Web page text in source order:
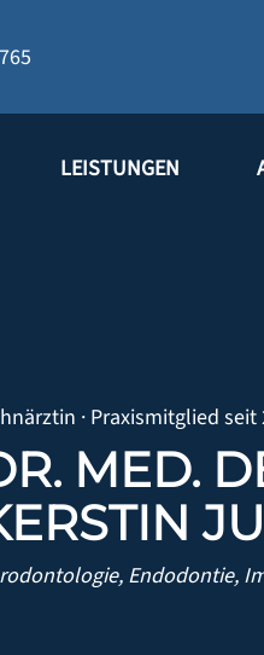
LEISTUNGEN
· Praxismitglied seit
MED.
Endodontie,